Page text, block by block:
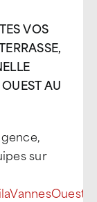
VOS
AU
sur